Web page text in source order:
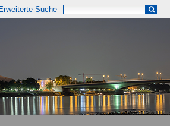
Erweiterte Suche